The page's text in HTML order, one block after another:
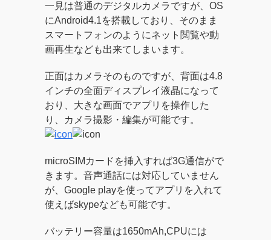
一見は普通のデジタルカメラですが、OS
にAndroid4.1を搭載しており、そのまま
スマートフォンのようにネット閲覧や動
画再生なども出来てしまいます。
正面はカメラそのものですが、背面は4.8
インチの全面ディスプレイ液晶になって
おり、大きな画面でアプリを操作した
り、カメラ撮影・編集が可能です。
microSIMカードを挿入すれば3G通信がで
きます。音声通話には対応していません
が、Google playを使ってアプリを入れて
使えばskypeなども可能です。
バッテリー容量は1650mAh,CPUには